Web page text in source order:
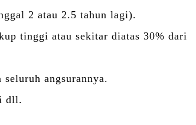
2 atau 2.5 tahun lagi).
tinggi atau sekitar diatas 30% dari
seluruh angsurannya.
dll.